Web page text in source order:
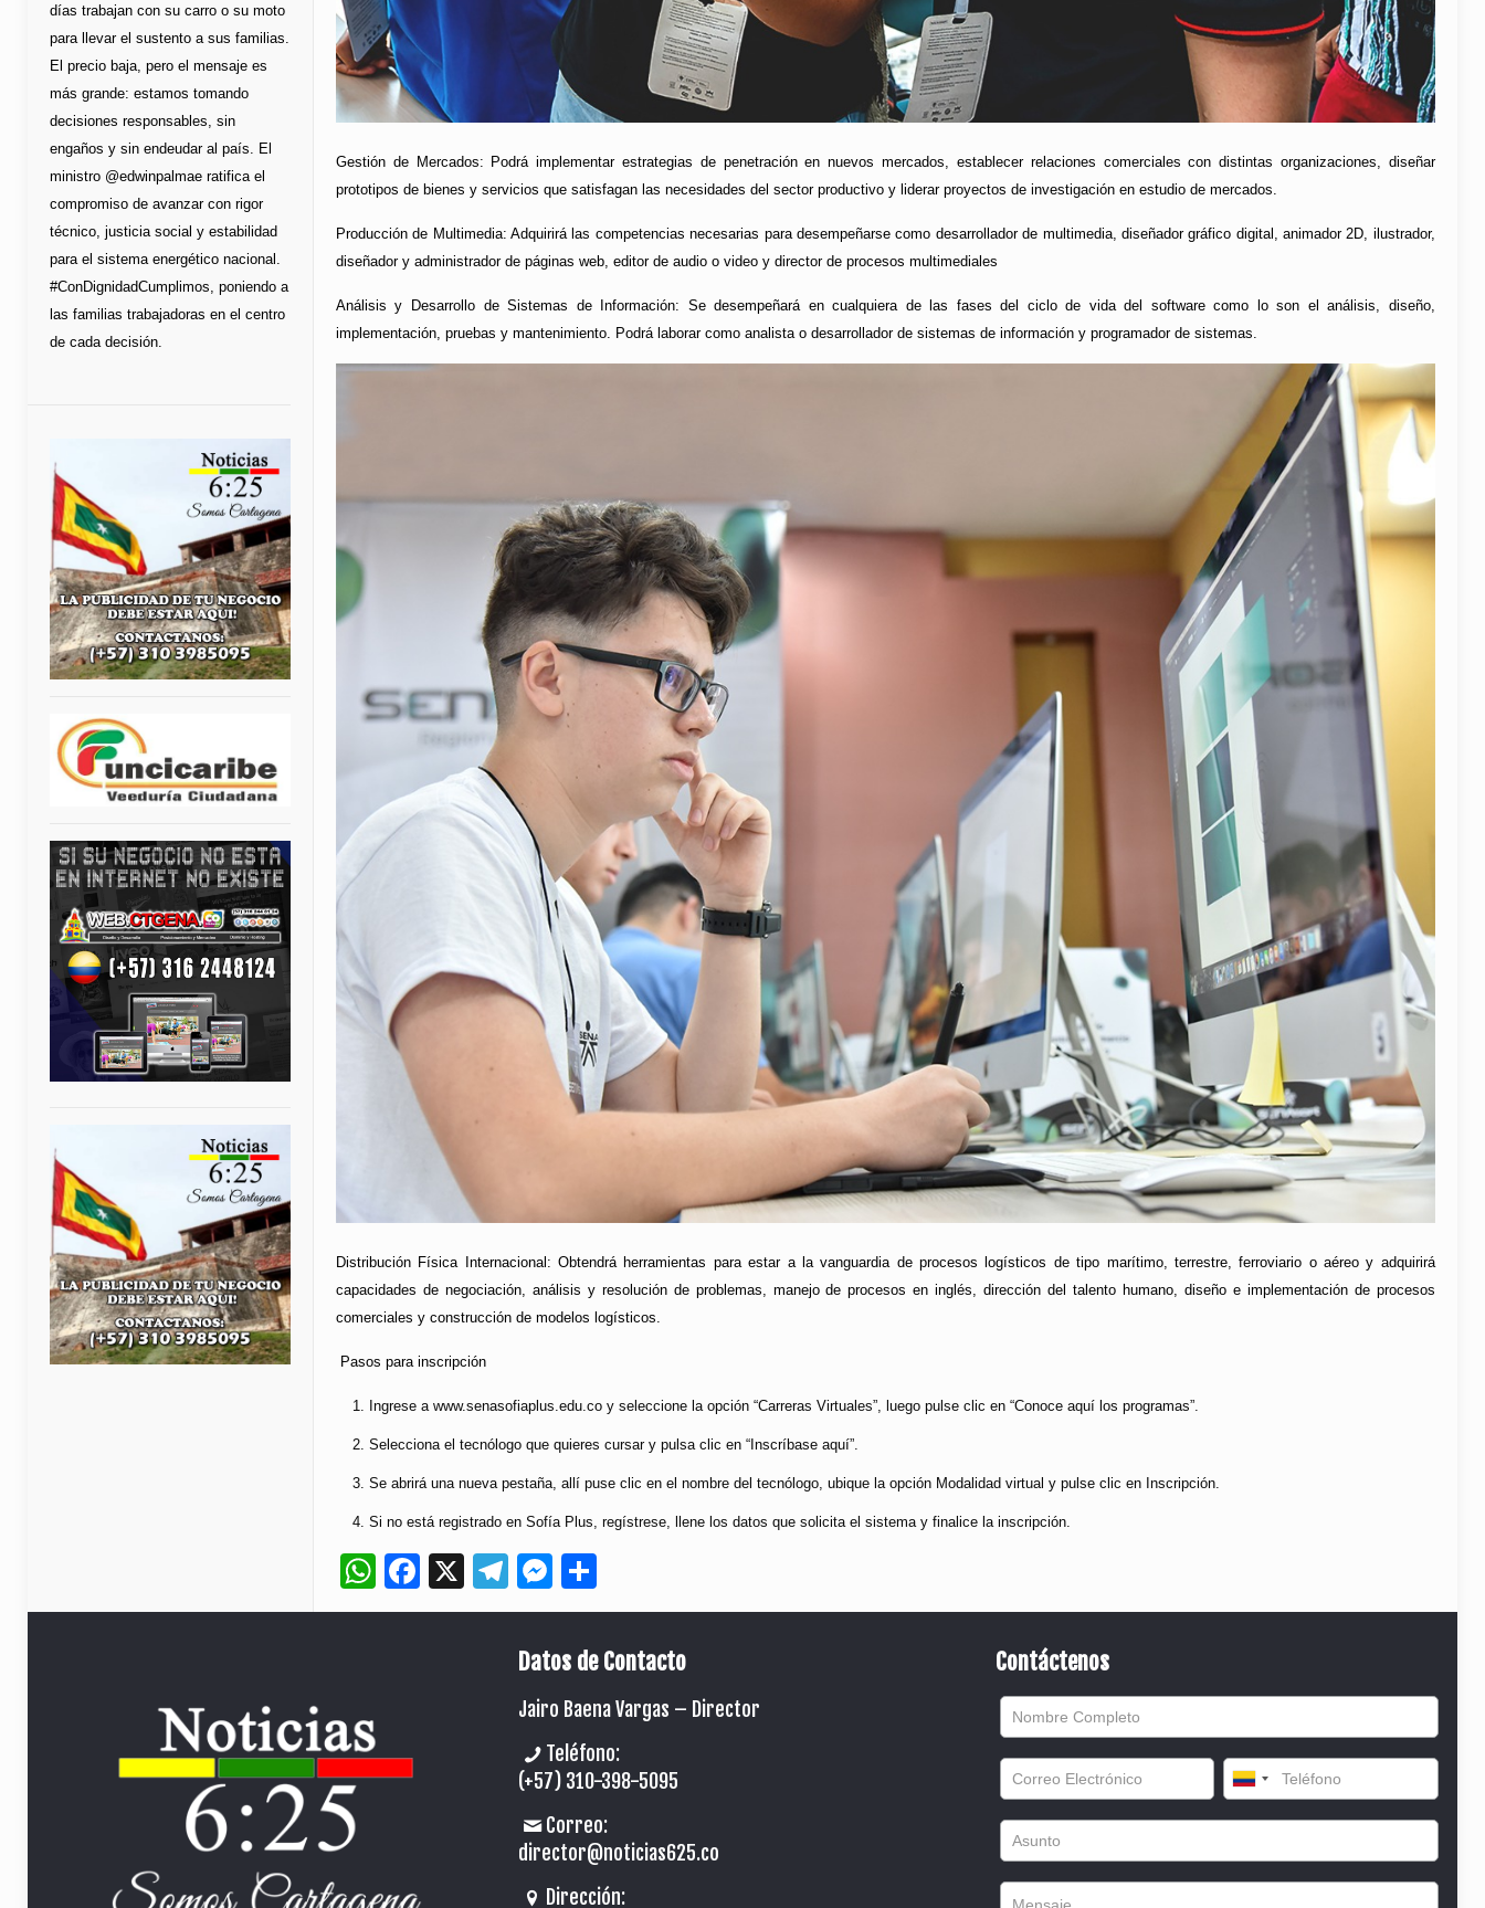
Gestión de Mercados: Podrá implementar estrategias de penetración en nuevos mercados, establecer relaciones comerciales con distintas organizaciones, diseñar
prototipos de bienes y servicios que satisfagan las necesidades del sector productivo y liderar proyectos de investigación en estudio de mercados.
Producción de Multimedia: Adquirirá las competencias necesarias para desempeñarse como desarrollador de multimedia, diseñador gráfico digital, animador 2D, ilustrador,
diseñador y administrador de páginas web, editor de audio o video y director de procesos multimediales
Análisis y Desarrollo de Sistemas de Información: Se desempeñará en cualquiera de las fases del ciclo de vida del software como lo son el análisis, diseño,
implementación, pruebas y mantenimiento. Podrá laborar como analista o desarrollador de sistemas de información y programador de sistemas.
Distribución Física Internacional: Obtendrá herramientas para estar a la vanguardia de procesos logísticos de tipo marítimo, terrestre, ferroviario o aéreo y adquirirá
capacidades de negociación, análisis y resolución de problemas, manejo de procesos en inglés, dirección del talento humano, diseño e implementación de procesos
comerciales y construcción de modelos logísticos.
Pasos para inscripción
Ingrese a www.senasofiaplus.edu.co y seleccione la opción “Carreras Virtuales”, luego pulse clic en “Conoce aquí los programas”.
Selecciona el tecnólogo que quieres cursar y pulsa clic en “Inscríbase aquí”.
Se abrirá una nueva pestaña, allí puse clic en el nombre del tecnólogo, ubique la opción Modalidad virtual y pulse clic en Inscripción.
Si no está registrado en Sofía Plus, regístrese, llene los datos que solicita el sistema y finalice la inscripción.
WhatsApp
Facebook
X Telegram
Messenger
días trabajan con su carro o su moto
para llevar el sustento a sus familias.
El precio baja, pero el mensaje es
más grande: estamos tomando
decisiones responsables, sin
engaños y sin endeudar al país. El
ministro @edwinpalmae ratifica el
compromiso de avanzar con rigor
técnico, justicia social y estabilidad
para el sistema energético nacional.
#ConDignidadCumplimos, poniendo a
las familias trabajadoras en el centro
de cada decisión.
Datos de Contacto
Jairo Baena Vargas – Director
Teléfono:
(+57) 310-398-5095
Correo:
director@noticias625.co
Dirección:
Contáctenos